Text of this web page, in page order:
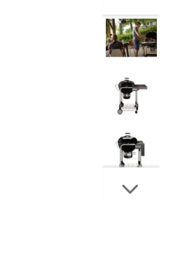
ПЕЛЛЕТНЫЕ ГРИЛИ
КЕРАМИЧЕСКИЕ
ДРОВЯНЫЕ ГРИЛИ-
КОПТИЛЬНИ